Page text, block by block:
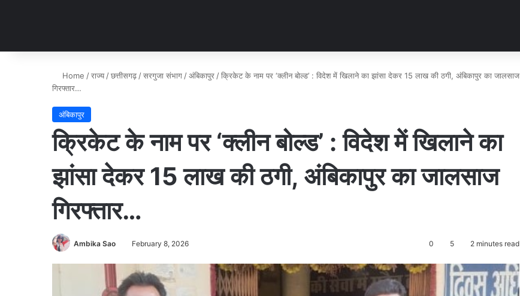
Home /राज्य /छत्तीसगढ़ /सरगुजा संभाग /अंबिकापुर /क्रिकेट के नाम पर ‘क्लीन बोल्ड’ : विदेश में खिलाने का झांसा देकर 15 लाख की ठगी, अंबिकापुर का जालसाज
गिरफ्तार…
अंबिकापुर
क्रिकेट के नाम पर ‘क्लीन बोल्ड’ : विदेश में खिलाने का
झांसा देकर 15 लाख की ठगी, अंबिकापुर का जालसाज
गिरफ्तार…
Ambika Sao February 8, 2026 0 5 2 minutes read